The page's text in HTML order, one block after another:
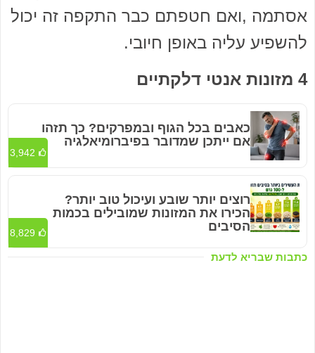
אסתמה ,ואם חטפתם כבר התקפה זה יכול
להשפיע עליה באופן חיובי.
4 מזונות אנטי דלקתיים
כתבות שבריא לדעת
כאבים בכל הגוף ובמפרקים? כך תזהו
אם ייתכן שמדובר בפיברומיאלגיה
3,942
רוצים יותר שובע ועיכול טוב יותר?
הכירו את המזונות שמובילים בכמות
הסיבים
8,829